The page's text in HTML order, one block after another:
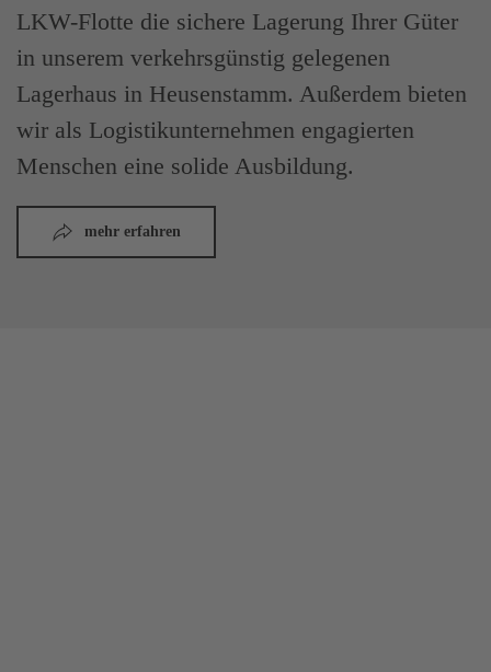
LKW-Flotte die sichere Lagerung Ihrer Güter
in unserem verkehrsgünstig gelegenen
Lagerhaus in Heusenstamm. Außerdem bieten
wir als Logistikunternehmen engagierten
Menschen eine solide Ausbildung.
mehr erfahren